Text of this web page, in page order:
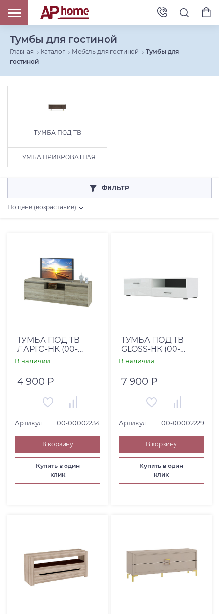
Тумбы для гостиной
Главная Каталог Мебель для гостиной
Тумбы для
гостиной
ТУМБА ПОД ТВ
ТУМБА ПРИКРОВАТНАЯ
ФИЛЬТР
По цене (возрастание)
Вьетнам (1 )
Италия (3
Китай (
Россия (
Турция (
Высота, см
Коллекция
ТУМБА ПОД ТВ
ЛАРГО-НК (00-
00002234)
В наличии
4 900 ₽
Артикул 00-00002234
В корзину
Купить в один
клик
ТУМБА ПОД ТВ
GLOSS-НК (00-
00002229)
В наличии
7 900 ₽
Артикул 00-00002229
В корзину
Купить в один
клик